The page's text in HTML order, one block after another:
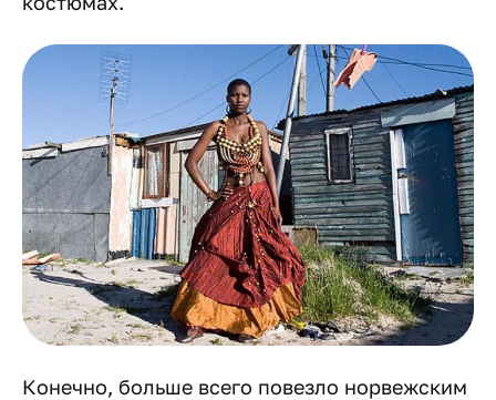
Конечно, больше всего повезло норвежским